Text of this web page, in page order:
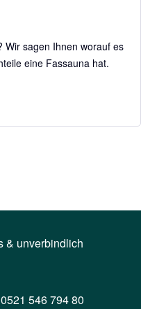
Wir sagen Ihnen worauf es
eine Fassauna hat.
& unverbindlich
0521 546 794 80